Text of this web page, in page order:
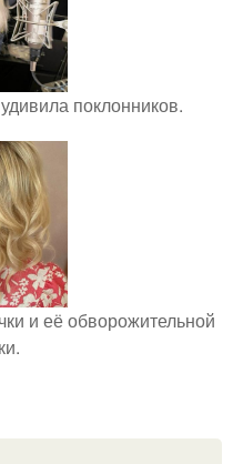
поклонников.
и её обворожительной